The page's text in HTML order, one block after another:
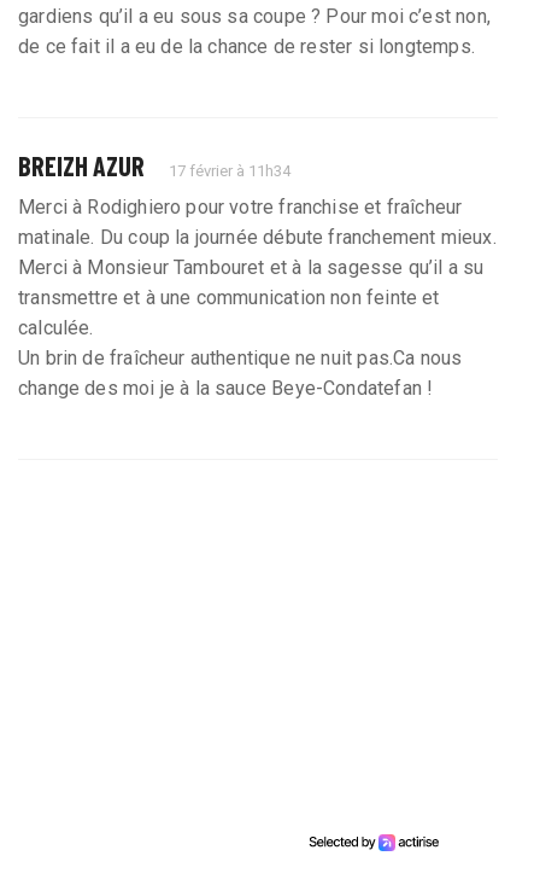
gardiens qu’il a eu sous sa coupe ? Pour moi c’est non,
de ce fait il a eu de la chance de rester si longtemps.
BREIZH AZUR 17 février à 11h34
Merci à Rodighiero pour votre franchise et fraîcheur
matinale. Du coup la journée débute franchement mieux.
Merci à Monsieur Tambouret et à la sagesse qu’il a su
transmettre et à une communication non feinte et
calculée.
Un brin de fraîcheur authentique ne nuit pas.Ca nous
change des moi je à la sauce Beye-Condatefan !